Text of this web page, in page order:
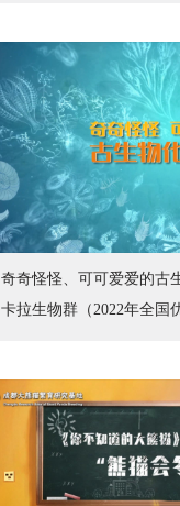
奇奇怪怪、可可爱爱的
卡拉生物群（2022年全国